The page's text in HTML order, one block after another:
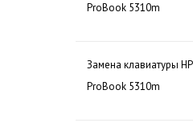
ProBook 5310m
Замена клавиатуры HP
ProBook 5310m